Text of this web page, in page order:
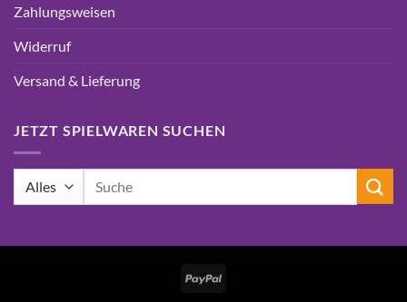
Zahlungsweisen
Widerruf
Versand & Lieferung
JETZT SPIELWAREN SUCHEN
PayPal